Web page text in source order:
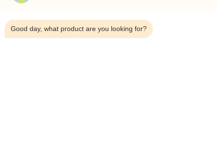
टेलीफोन：0086-18923335619
Good day, what product are you looking for?